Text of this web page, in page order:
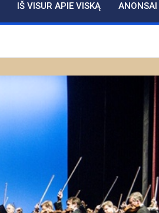
IŠ VISUR APIE VISKĄ ANONSAI